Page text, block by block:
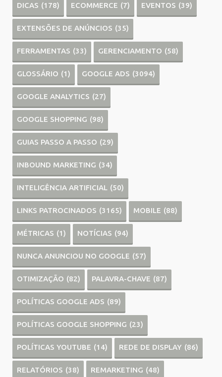
DICAS (178) ECOMMERCE (7) EVENTOS (39)
EXTENSÕES DE ANÚNCIOS (35)
FERRAMENTAS (33) GERENCIAMENTO (58)
GLOSSÁRIO (1) GOOGLE ADS (3094)
GOOGLE ANALYTICS (27)
GOOGLE SHOPPING (98)
GUIAS PASSO A PASSO (29)
INBOUND MARKETING (34)
INTELIGÊNCIA ARTIFICIAL (50)
LINKS PATROCINADOS (3165) MOBILE (88)
MÉTRICAS (1) NOTÍCIAS (94)
NUNCA ANUNCIOU NO GOOGLE (57)
OTIMIZAÇÃO (82) PALAVRA-CHAVE (87)
POLÍTICAS GOOGLE ADS (89)
POLÍTICAS GOOGLE SHOPPING (23)
POLÍTICAS YOUTUBE (14) REDE DE DISPLAY (86)
RELATÓRIOS (38) REMARKETING (48)